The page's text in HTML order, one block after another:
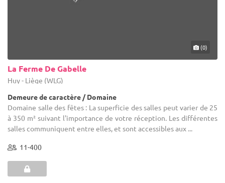
(0)
La Ferme De Gabelle
Huy - Liège (WLG)
Demeure de caractère / Domaine
Domaine salle des fêtes : La superficie des salles peut varier de 25
à 350 m² suivant l'importance de votre réception. Les différentes
salles communiquent entre elles, et sont accessibles aux ...
11-400